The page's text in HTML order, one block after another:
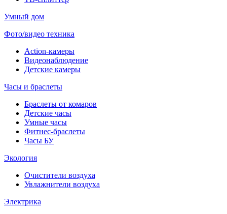
Умный дом
Фото/видео техника
Action-камеры
Видеонаблюдение
Детские камеры
Часы и браслеты
Браслеты от комаров
Детские часы
Умные часы
Фитнес-браслеты
Часы БУ
Экология
Очистители воздуха
Увлажнители воздуха
Электрика